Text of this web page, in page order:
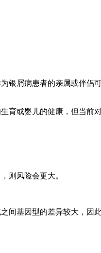
银屑病患者的亲属或伴侣
育或婴儿的健康，但当前
则风险会更大。
间基因型的差异较大，因